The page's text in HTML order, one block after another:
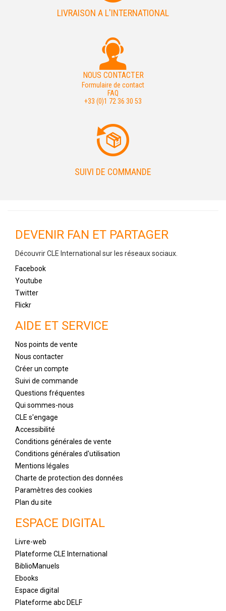
LIVRAISON A L'INTERNATIONAL
NOUS CONTACTER
Formulaire de contact
FAQ
+33 (0)1 72 36 30 53
SUIVI DE COMMANDE
DEVENIR FAN ET PARTAGER
Découvrir CLE International sur les réseaux sociaux.
Facebook
Youtube
Twitter
Flickr
AIDE ET SERVICE
Nos points de vente
Nous contacter
Créer un compte
Suivi de commande
Questions fréquentes
Qui sommes-nous
CLE s'engage
Accessibilité
Conditions générales de vente
Conditions générales d'utilisation
Mentions légales
Charte de protection des données
Paramètres des cookies
Plan du site
ESPACE DIGITAL
Livre-web
Plateforme CLE International
BiblioManuels
Ebooks
Espace digital
Plateforme abc DELF